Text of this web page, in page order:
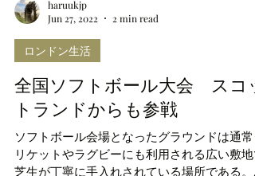
haruukjp
Jun 27, 2022
2 min read